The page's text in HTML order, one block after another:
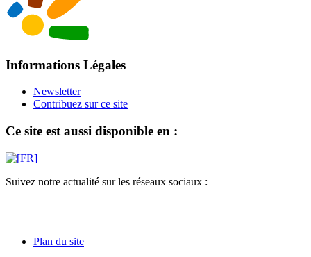
Informations Légales
Newsletter
Contribuez sur ce site
Ce site est aussi disponible en :
Suivez notre actualité sur les réseaux sociaux :
Plan du site